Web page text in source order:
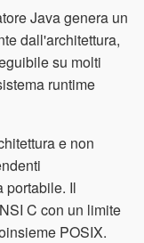
Java genera un
dall'architettura,
su molti
runtime
e non
portabile. Il
C con un limite
POSIX.